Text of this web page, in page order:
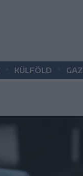
KÜLFÖLD